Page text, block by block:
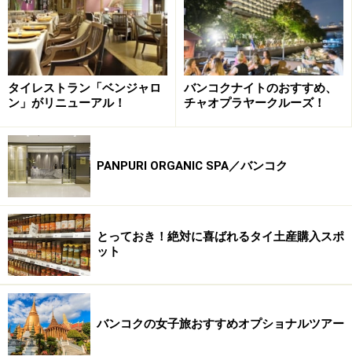
ト『ディスカバリー』が並んでいます。ここはファッシ
ョンだけでなく、モダン・タイ・テイストの家具ショッ
プや、日本でも販売されておりファンも多い雑貨ブラン
ド『プロパガンダ』、そして『Loft』（１フロアのみ。
雑貨中心）が入っています。ユーモアたっぷりで見てい
のタイ土産の定番となっています。
＜DATA＞
■サヤーム・センター＆サヤーム・ディスカバリー・セ
ンター
住所：2nd Fl., Siam Discovery Center, Rama 1 Rd.
Bangkok
Tel : 0-2658-1000
タイレストラン「ベンジャロ
ン」がリニューアル！
バンコクナイトのおすすめ、
チャオプラヤークルーズ！
PANPURI ORGANIC SPA／バンコク
とっておき！絶対に喜ばれるタイ土産購入スポ
ット
バンコクの女子旅おすすめオプショナルツアー